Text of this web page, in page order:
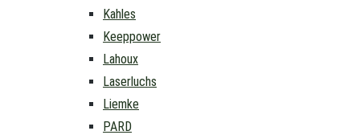
Kahles
Keeppower
Lahoux
Laserluchs
Liemke
PARD